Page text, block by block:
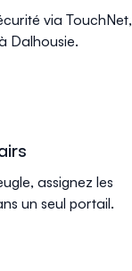
via TouchNet,
Dalhousie.
assignez les
un seul portail.